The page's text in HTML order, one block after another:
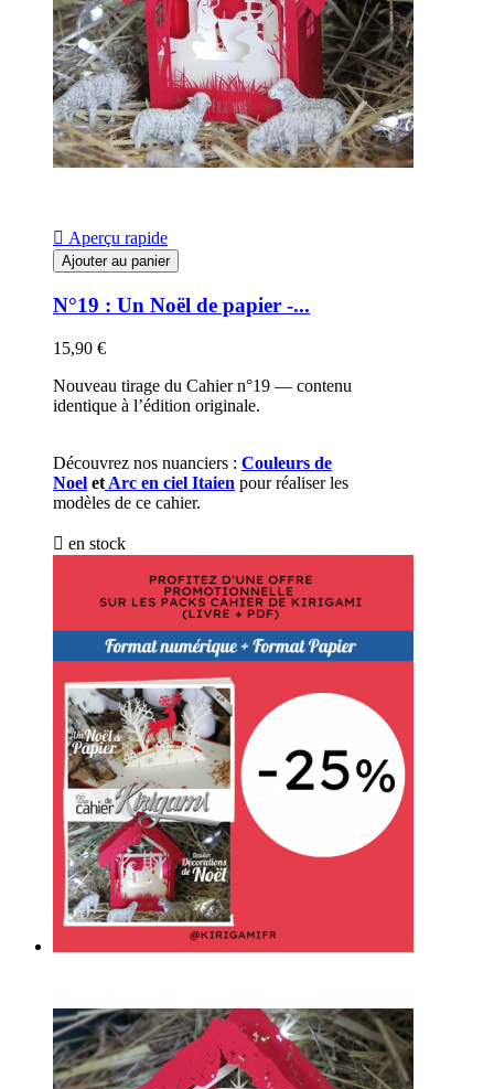
 Aperçu rapide
Ajouter au panier
N°19 : Un Noël de papier -...
15,90 €
Nouveau tirage du Cahier n°19 — contenu
identique à l’édition originale.
Découvrez nos nuanciers : Couleurs de
Noel et Arc en ciel Itaien pour réaliser les
modèles de ce cahier.
 en stock